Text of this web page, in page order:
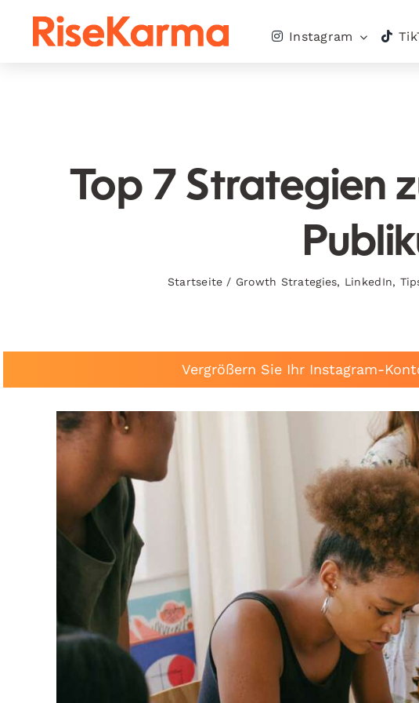
Instagram
Top 7 Strategien
Startseite / Growth Strategies, LinkedIn,
Vergrößern Sie Ihr Instagram-